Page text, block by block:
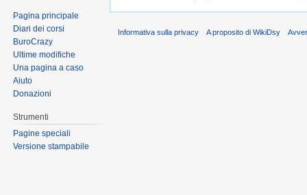
Pagina principale
Diari dei corsi
BuroCrazy
Ultime modifiche
Una pagina a caso
Aiuto
Donazioni
Strumenti
Pagine speciali
Versione stampabile
Informativa sulla privacy A proposito di WikiDsy